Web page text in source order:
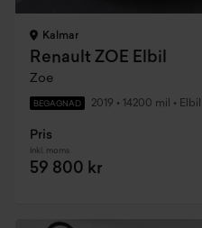
Kalmar
Renault ZOE Elbil
Zoe
BEGAGNAD 2019 • 14200 mil • Elbil
Pris
Inkl. moms
59 800 kr